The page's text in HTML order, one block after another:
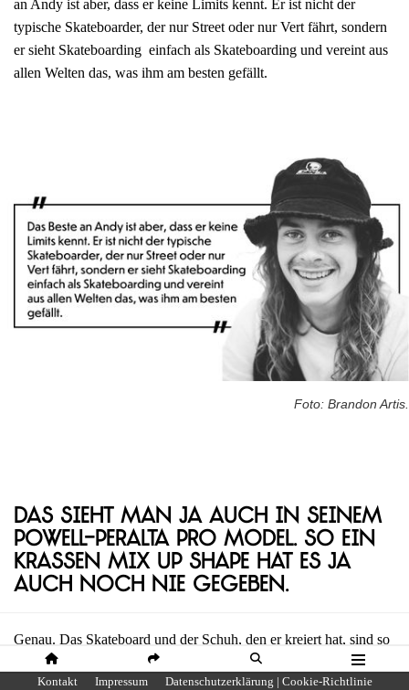
HOME SHARE SUCHE MENÜ
an Andy ist aber, dass er keine Limits kennt. Er ist nicht der
typische Skateboarder, der nur Street oder nur Vert fährt, sondern
er sieht Skateboarding einfach als Skateboarding und vereint aus
allen Welten das, was ihm am besten gefällt.
Foto: Brandon Artis.
Das sieht man ja auch in seinem
Powell-Peralta Pro Model. So ein
krassen Mix Up Shape hat es ja
auch noch nie gegeben.
Genau. Das Skateboard und der Schuh, den er kreiert hat, sind so
verschieden, von dem, was alle anderen Pros machen. Er ist
wirklich ein Original und versucht nicht irgendjemanden zu
Kontakt Impressum Datenschutzerklärung | Cookie-Richtlinie